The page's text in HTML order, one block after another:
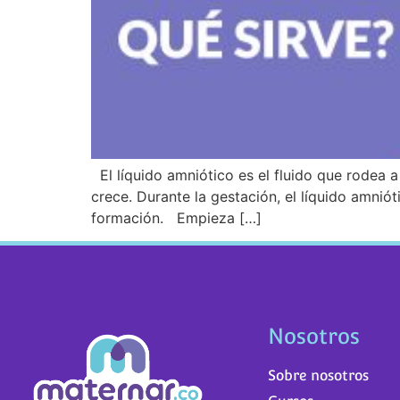
El líquido amniótico es el fluido que rodea
crece. Durante la gestación, el líquido
formación. Empieza […]
Nosotros
Sobre nosotros